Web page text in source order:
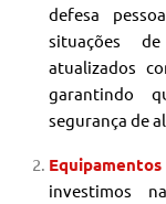
defesa
situações
atualizados
garantindo
segurança de
investimos